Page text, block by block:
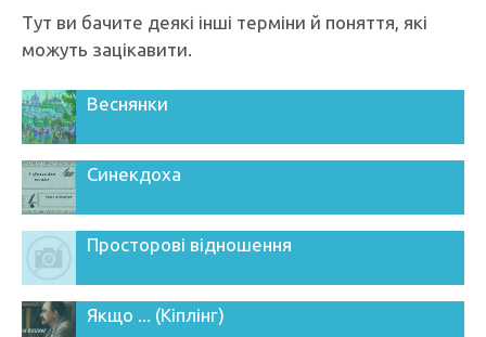
Тут ви бачите деякі інші терміни й поняття, які
можуть зацікавити.
Веснянки
Синекдоха
Просторові відношення
Якщо ... (Кіплінг)